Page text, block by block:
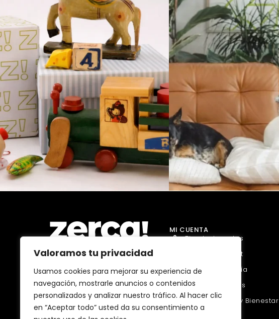
Valoramos tu privacidad
Usamos cookies para mejorar su experiencia de
navegación, mostrarle anuncios o contenidos
personalizados y analizar nuestro tráfico. Al hacer clic
en “Aceptar todo” usted da su consentimiento a
Comercios, productores y
distribuidores locales. Pagan
impuestos aquí, y dinamizan
economía y empleo en tu
comunidad.
MI CUENTA
Tienda Juguetes
Tienda Gourmet
Tienda Droguería
Tienda Mascotas
Tienda Belleza y Bienestar